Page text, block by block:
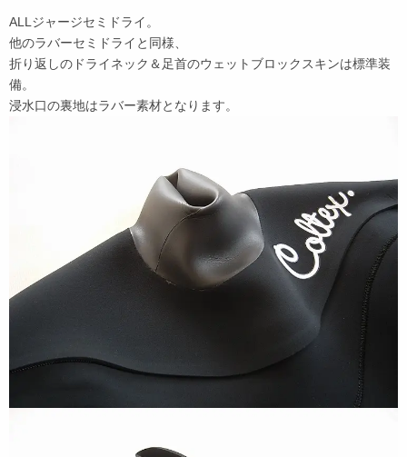
ALLジャージセミドライ。
他のラバーセミドライと同様、
折り返しのドライネック＆足首のウェットブロックスキンは標準装
備。
浸水口の裏地はラバー素材となります。